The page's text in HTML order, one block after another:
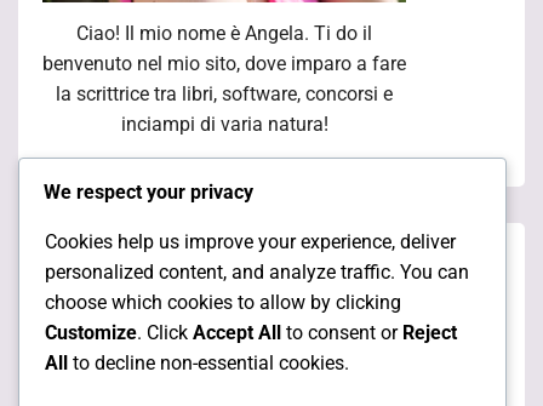
Ciao! Il mio nome è Angela. Ti do il
benvenuto nel mio sito, dove imparo a fare
la scrittrice tra libri, software, concorsi e
inciampi di varia natura!
Pagine
Chi sono
We respect your privacy
Cookies help us improve your experience, deliver
personalized content, and analyze traffic. You can
choose which cookies to allow by clicking
Customize. Click Accept All to consent or Reject
All to decline non-essential cookies.